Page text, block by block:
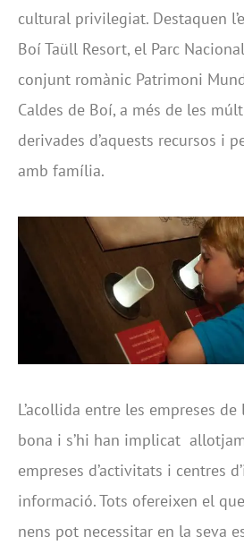
cultural privilegiat. Destaquen
Boí Taüll Resort, el Parc
conjunt romànic Patrimoni
Caldes de Boí, a més de les
derivades d’aquests recursos i
amb família.
L’acollida entre les empreses
bona i s’hi han implicat
empreses d’activitats i centres
informació. Tots ofereixen el
nens pot necessitar en la seva